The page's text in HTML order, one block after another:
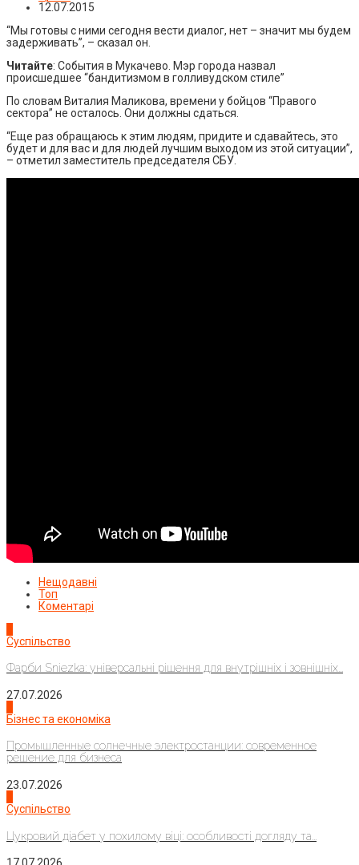
12.07.2015
“Мы готовы с ними сегодня вести диалог, нет – значит мы будем
задерживать”, – сказал он.
Читайте: События в Мукачево. Мэр города назвал
происшедшее “бандитизмом в голливудском стиле”
По словам Виталия Маликова, времени у бойцов “Правого
сектора” не осталось. Они должны сдаться.
“Еще раз обращаюсь к этим людям, придите и сдавайтесь, это
будет и для вас и для людей лучшим выходом из этой ситуации”,
– отметил заместитель председателя СБУ.
Нещодавні
Топ
Коментарі
Суспільство
Фарби Sniezka: універсальні рішення для внутрішніх і зовнішніх...
27.07.2026
Бізнес та економіка
Промышленные солнечные электростанции: современное
решение для бизнеса
23.07.2026
Суспільство
Цукровий діабет у похилому віці: особливості догляду та...